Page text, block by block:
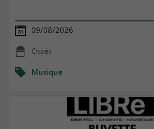
09/08/2026
Ossès
Musique